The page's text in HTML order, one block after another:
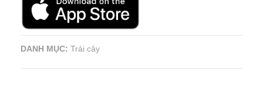
DANH MỤC: Trái cây